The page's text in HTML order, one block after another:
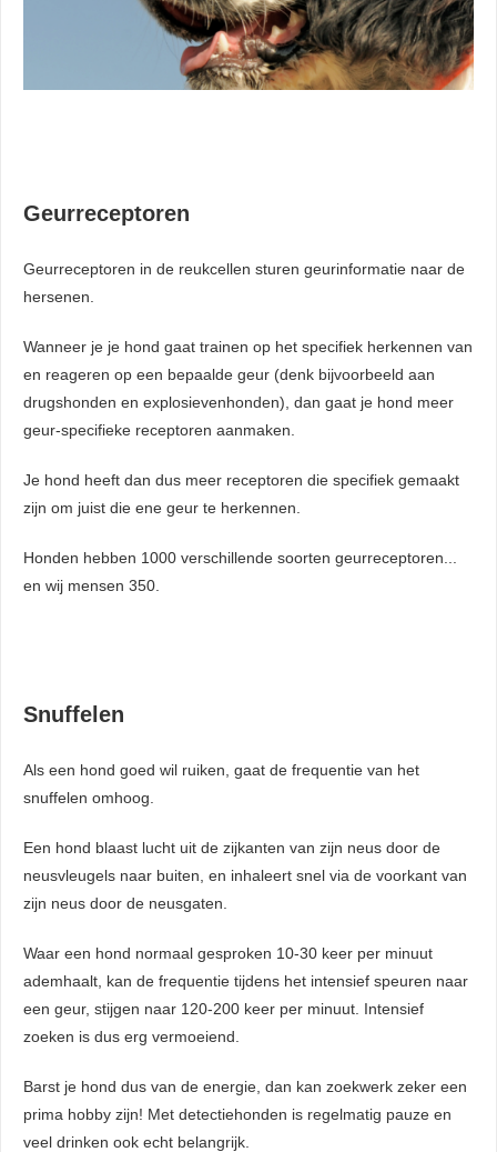
Geurreceptoren
Geurreceptoren in de reukcellen sturen geurinformatie naar de
hersenen.
Wanneer je je hond gaat trainen op het specifiek herkennen van
en reageren op een bepaalde geur (denk bijvoorbeeld aan
drugshonden en explosievenhonden), dan gaat je hond meer
geur-specifieke receptoren aanmaken.
Je hond heeft dan dus meer receptoren die specifiek gemaakt
zijn om juist die ene geur te herkennen.
Honden hebben 1000 verschillende soorten geurreceptoren...
en wij mensen 350.
Snuffelen
Als een hond goed wil ruiken, gaat de frequentie van het
snuffelen omhoog.
Een hond blaast lucht uit de zijkanten van zijn neus door de
neusvleugels naar buiten, en inhaleert snel via de voorkant van
zijn neus door de neusgaten.
Waar een hond normaal gesproken 10-30 keer per minuut
ademhaalt, kan de frequentie tijdens het intensief speuren naar
een geur, stijgen naar 120-200 keer per minuut. Intensief
zoeken is dus erg vermoeiend.
Barst je hond dus van de energie, dan kan zoekwerk zeker een
prima hobby zijn! Met detectiehonden is regelmatig pauze en
veel drinken ook echt belangrijk.